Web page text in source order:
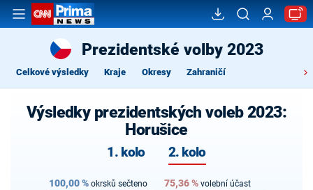
Prezidentské volby 2023
Celkové výsledky Kraje Okresy Zahraničí
Výsledky prezidentských voleb 2023:
Horušice
1. kolo 2. kolo
100,00% okrsků sečteno 75,36% volební účast